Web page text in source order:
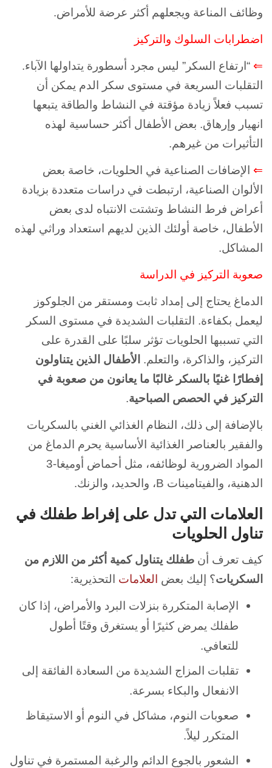
وظائف المناعة ويجعلهم أكثر عرضة للأمراض.
اضطرابات السلوك والتركيز
⇐ “ارتفاع السكر” ليس مجرد أسطورة يتداولها الآباء.
التقلبات السريعة في مستوى سكر الدم يمكن أن
تسبب فعلاً زيادة مؤقتة في النشاط والطاقة يتبعها
انهيار وإرهاق. بعض الأطفال أكثر حساسية لهذه
التأثيرات من غيرهم.
⇐ الإضافات الصناعية في الحلويات، خاصة بعض
الألوان الصناعية، ارتبطت في دراسات متعددة بزيادة
أعراض فرط النشاط وتشتت الانتباه لدى بعض
الأطفال، خاصة أولئك الذين لديهم استعداد وراثي لهذه
المشاكل.
صعوبة التركيز في الدراسة
الدماغ يحتاج إلى إمداد ثابت ومستقر من الجلوكوز
ليعمل بكفاءة. التقلبات الشديدة في مستوى السكر
التي تسببها الحلويات تؤثر سلبًا على القدرة على
التركيز، والذاكرة، والتعلم. الأطفال الذين يتناولون
إفطارًا غنيًا بالسكر غالبًا ما يعانون من صعوبة في
التركيز في الحصص الصباحية.
بالإضافة إلى ذلك، النظام الغذائي الغني بالسكريات
والفقير بالعناصر الغذائية الأساسية يحرم الدماغ من
المواد الضرورية لوظائفه، مثل أحماض أوميغا-3
الدهنية، والفيتامينات B، والحديد، والزنك.
العلامات التي تدل على إفراط طفلك في
تناول الحلويات
كيف تعرف أن طفلك يتناول كمية أكثر من اللازم من
السكريات؟ إليك بعض العلامات التحذيرية:
الإصابة المتكررة بنزلات البرد والأمراض، إذا كان
طفلك يمرض كثيرًا أو يستغرق وقتًا أطول
للتعافي.
تقلبات المزاج الشديدة من السعادة الفائقة إلى
الانفعال والبكاء بسرعة.
صعوبات النوم، مشاكل في النوم أو الاستيقاظ
المتكرر ليلاً.
الشعور بالجوع الدائم والرغبة المستمرة في تناول